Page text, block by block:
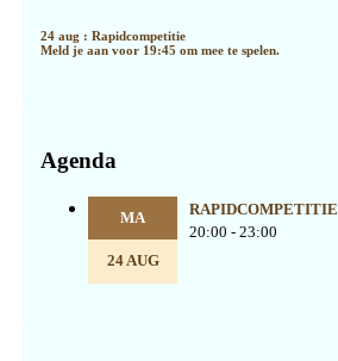
24 aug : Rapidcompetitie
Meld je aan voor 19:45 om mee te spelen.
Agenda
MA
24 AUG
RAPIDCOMPETITIE
20:00 - 23:00